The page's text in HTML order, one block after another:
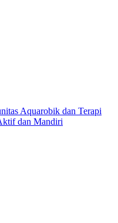
Aquarobik dan Terapi
dan Mandiri